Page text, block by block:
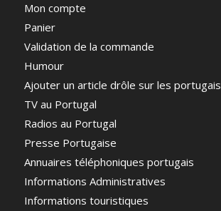
Mon compte
Panier
Validation de la commande
Humour
Ajouter un article drôle sur les portugais
TV au Portugal
Radios au Portugal
Presse Portugaise
Annuaires téléphoniques portugais
Informations Administratives
Informations touristiques